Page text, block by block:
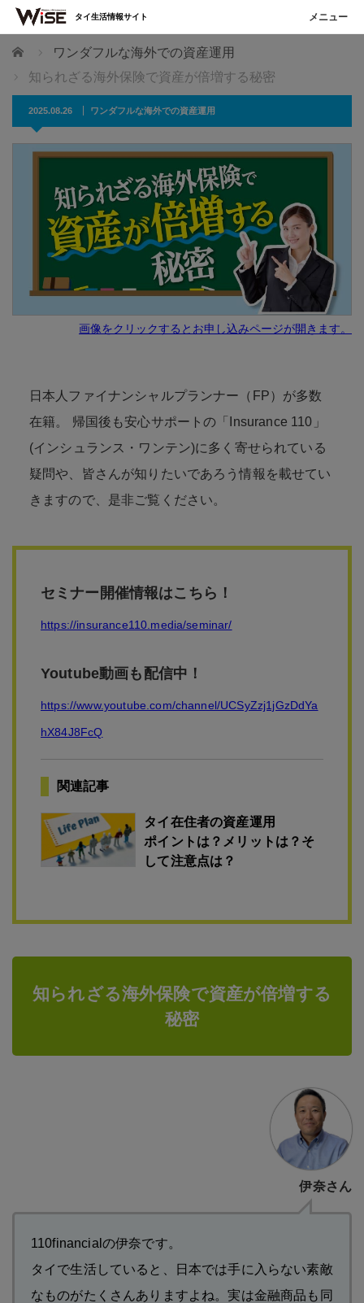
ホーム
ワンダフルな海外での資産運用
知られざる海外保険で資産が倍増する秘密
2025.08.26 ワンダフルな海外での資産運用
画像をクリックするとお申し込みページが開きます。
日本人ファイナンシャルプランナー（FP）が多数
在籍。 帰国後も安心サポートの「Insurance 110」
(インシュランス・ワンテン)に多く寄せられている
疑問や、皆さんが知りたいであろう情報を載せてい
きますので、是非ご覧ください。
セミナー開催情報はこちら！
https://insurance110.media/seminar/
Youtube動画も配信中！
https://www.youtube.com/channel/UCSyZzj1jGzDdYa
hX84J8FcQ
関連記事
タイ在住者の資産運用
ポイントは？メリットは？そ
して注意点は？
知られざる海外保険で資産が倍増する
秘密
伊奈さん
110financialの伊奈です。
タイで生活していると、日本では手に入らない素敵
なものがたくさんありますよね。実は金融商品も同
タイ生活情報サイト